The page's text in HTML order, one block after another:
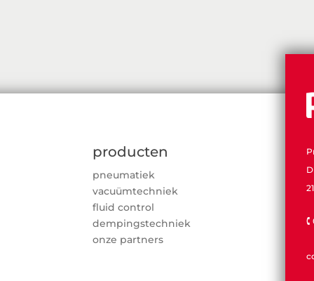
producten
pneumatiek
vacuümtechniek
fluid control
dempingstechniek
onze partners
🕻